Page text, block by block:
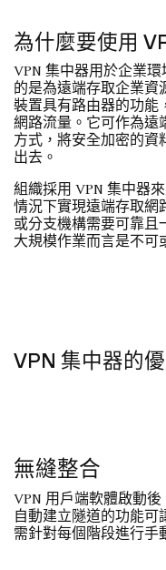
為什麼要使用
VPN 集中器用於企業
的是為遠端存取企業資
裝置具有路由器的功能
網路流量。它可作為遠
方式，將安全加密的資
出去。
組織採用 VPN 集中器
情況下實現遠端存取網
或分支機構需要可靠且
大規模作業而言是不可
VPN 集中器的
無縫整合
VPN 用戶端軟體啟動
自動建立隧道的功能可
需針對每個階段進行手